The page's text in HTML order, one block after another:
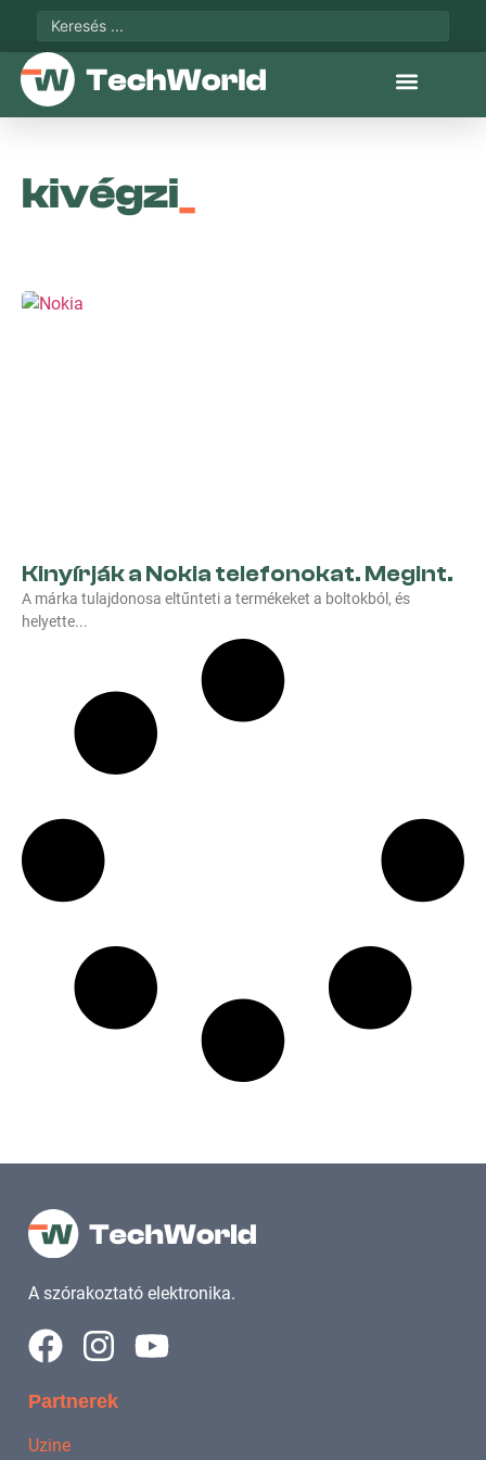
kivégzi
Kinyírják a Nokia telefonokat. Megint.
A márka tulajdonosa eltűnteti a termékeket a boltokból, és
helyette
A szórakoztató elektronika.
Partnerek
Uzine